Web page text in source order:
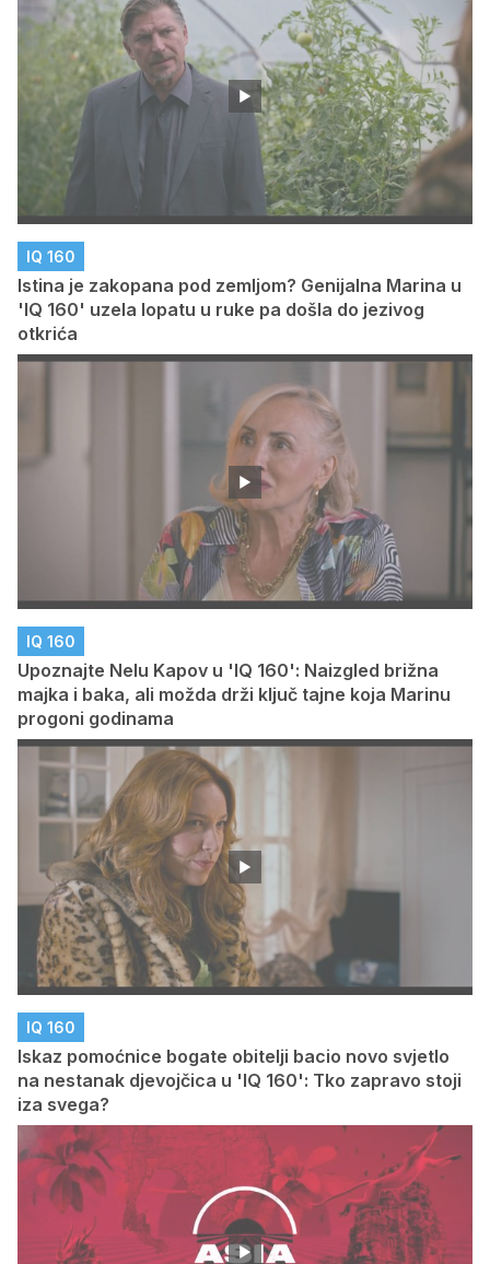
IQ 160
Istina je zakopana pod zemljom? Genijalna Marina u
'IQ 160' uzela lopatu u ruke pa došla do jezivog
otkrića
IQ 160
Upoznajte Nelu Kapov u 'IQ 160': Naizgled brižna
majka i baka, ali možda drži ključ tajne koja Marinu
progoni godinama
IQ 160
Iskaz pomoćnice bogate obitelji bacio novo svjetlo
na nestanak djevojčica u 'IQ 160': Tko zapravo stoji
iza svega?